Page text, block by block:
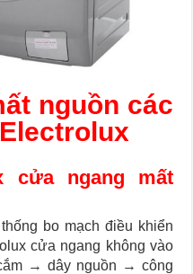
nguồn các
cửa ngang mất
bo mạch điều khiển
cửa ngang không vào
→ dây nguồn → công